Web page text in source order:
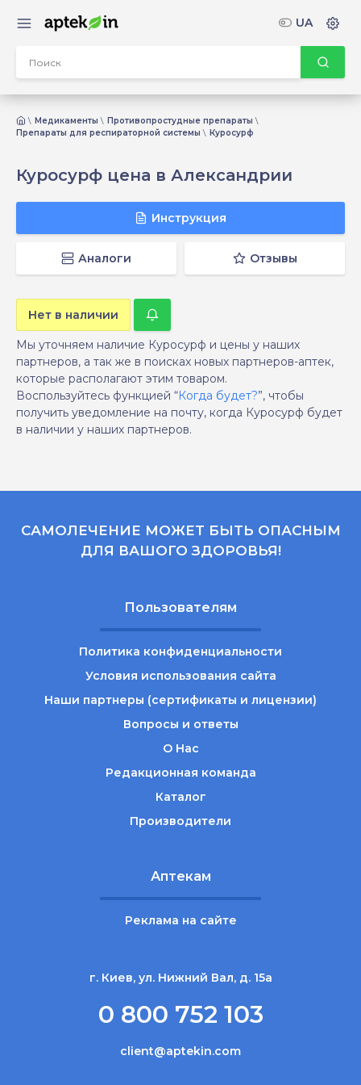
Медикаменты
Противопростудные препараты
Препараты для респираторной системы
Куросурф
Куросурф цена в Александрии
Инструкция
Аналоги Отзывы
Нет в наличии
Мы уточняем наличие Куросурф и цены у наших
партнеров, а так же в поисках новых партнеров-аптек,
которые располагают этим товаром.
Воспользуйтесь функцией “Когда будет?”, чтобы
получить уведомление на почту, когда Куросурф будет
в наличии у наших партнеров.
UA
САМОЛЕЧЕНИЕ МОЖЕТ БЫТЬ ОПАСНЫМ
ДЛЯ ВАШОГО ЗДОРОВЬЯ!
Пользователям
Политика конфиденциальности
Условия использования сайта
Наши партнеры (сертификаты и лицензии)
Вопросы и ответы
О Нас
Редакционная команда
Каталог
Производители
Аптекам
Реклама на сайте
г. Киев, ул. Нижний Вал, д. 15а
0 800 752 103
client@aptekin.com